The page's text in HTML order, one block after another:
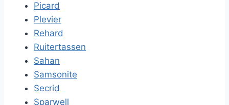
Picard
Plevier
Rehard
Ruitertassen
Sahan
Samsonite
Secrid
Sparwell